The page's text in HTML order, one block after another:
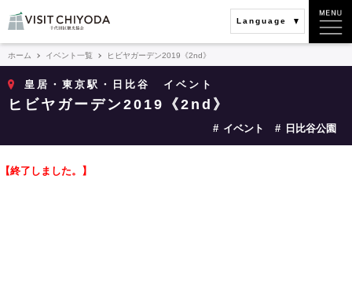
Language
ホーム イベント一覧 ヒビヤガーデン2019《2nd》
皇居・東京駅・日比谷 イベント
ヒビヤガーデン2019《2nd》
イベント 日比谷公園
【終了しました。】